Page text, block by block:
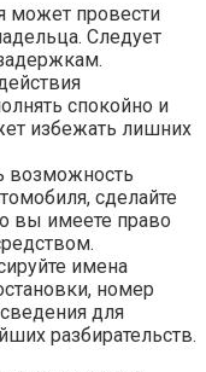
может провести
Следует
спокойно и
избежать лишних
возможность
сделайте
вы имеете право
имена
номер
для
разбирательств.